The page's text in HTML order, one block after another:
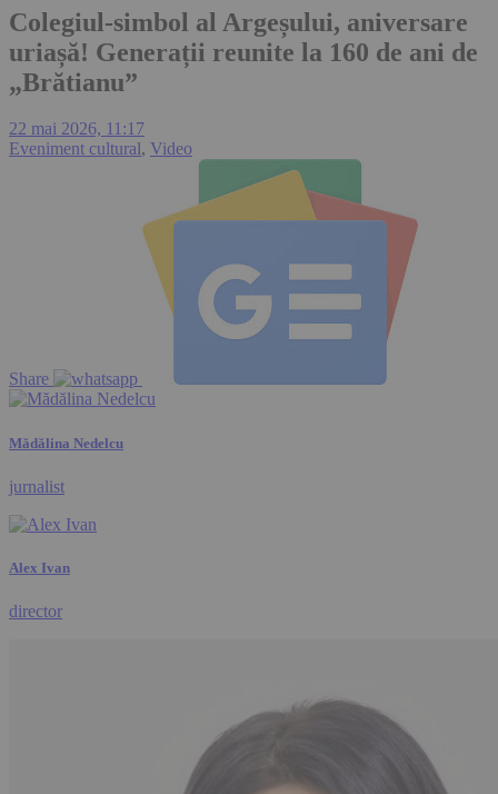
Colegiul-simbol al Argeșului, aniversare
uriașă! Generații reunite la 160 de ani de
„Brătianu”
22 mai 2026, 11:17
Eveniment cultural, Video
Share
Mădălina Nedelcu
jurnalist
Alex Ivan
director